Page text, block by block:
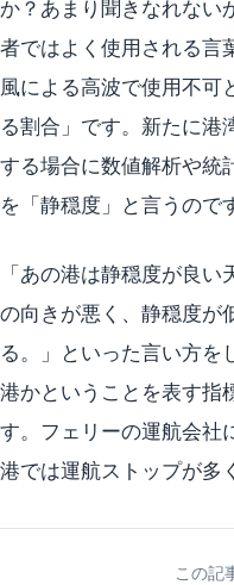
か？あまり聞きなれない
者ではよく使用される言
風による高波で使用不可
る割合」です。新たに港
する場合に数値解析や統
を「静穏度」と言うので
「あの港は静穏度が良
の向きが悪く、静穏度が
る。」といった言い方を
港かということを表す指
す。フェリーの運航会社
港では運航ストップが多
この記